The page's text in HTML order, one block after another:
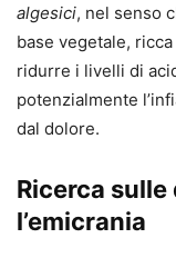
algesici, nel senso
base vegetale,
ridurre i livelli di
potenzialmente
dal dolore.
Ricerca
l’emicrania